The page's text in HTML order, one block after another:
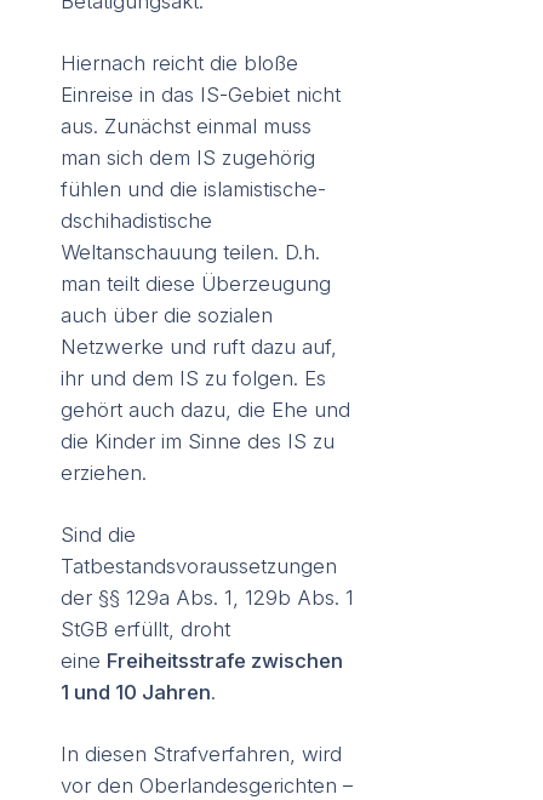
Hiernach reicht die bloße
Einreise in das IS-Gebiet nicht
aus. Zunächst einmal muss
man sich dem IS zugehörig
fühlen und die islamistische-
dschihadistische
Weltanschauung teilen. D.h.
man teilt diese Überzeugung
auch über die sozialen
Netzwerke und ruft dazu auf,
ihr und dem IS zu folgen. Es
gehört auch dazu, die Ehe und
die Kinder im Sinne des IS zu
erziehen.
Sind die
Tatbestandsvoraussetzungen
der §§ 129a Abs. 1, 129b Abs. 1
StGB erfüllt, droht
eine Freiheitsstrafe zwischen
1 und 10 Jahren.
In diesen Strafverfahren, wird
vor den Oberlandesgerichten –